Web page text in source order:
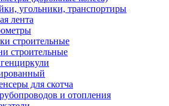
угольники, транспортиры
лента
строительные
строительные
для скотча
и отопления